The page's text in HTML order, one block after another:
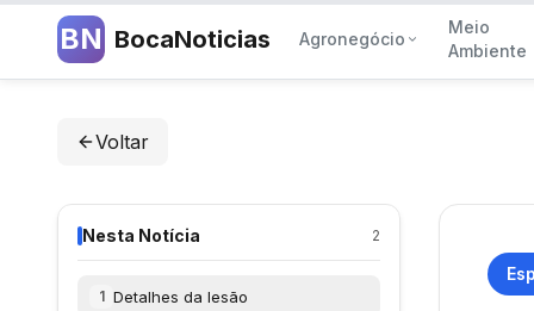
BN BocaNoticias Agronegócio
Meio
Ambiente
Voltar
Nesta Notícia 2
1 Detalhes da lesão